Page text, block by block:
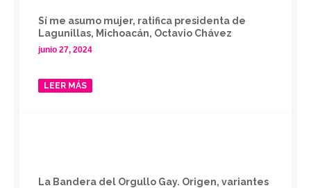
Sí me asumo mujer, ratifica presidenta de
Lagunillas, Michoacán, Octavio Chávez
junio 27, 2024
LEER MÁS
La Bandera del Orgullo Gay. Origen, variantes